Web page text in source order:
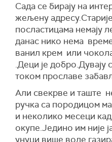
Сада се бирају на
жељену
посластицама немају
данас нико нема
ванил крем или
.Деци је добро.Дувају
током прославе
Али свекрве и таште
ручка са породицом
и неколико месеци
окупе.Једино им није
унуци више воле